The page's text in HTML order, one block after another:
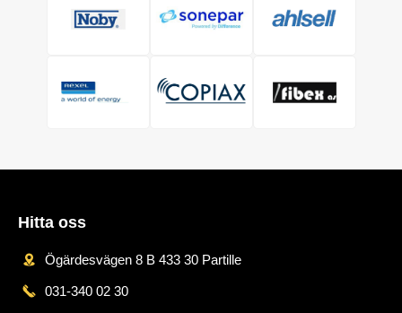
Hitta oss
Ögärdesvägen 8 B 433 30 Partille
031-340 02 30